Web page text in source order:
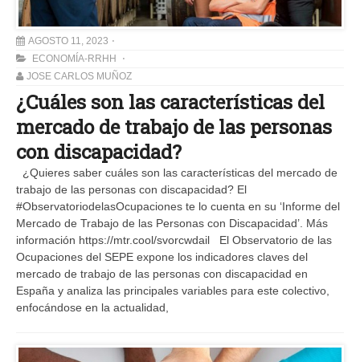
AGOSTO 11, 2023
ECONOMÍA-RRHH
JOSE CARLOS MUÑOZ
¿Cuáles son las características del
mercado de trabajo de las personas
con discapacidad?
¿Quieres saber cuáles son las características del mercado de
trabajo de las personas con discapacidad? El
#ObservatoriodelasOcupaciones te lo cuenta en su ‘Informe del
Mercado de Trabajo de las Personas con Discapacidad’. Más
información https://mtr.cool/svorcwdail El Observatorio de las
Ocupaciones del SEPE expone los indicadores claves del
mercado de trabajo de las personas con discapacidad en
España y analiza las principales variables para este colectivo,
enfocándose en la actualidad,